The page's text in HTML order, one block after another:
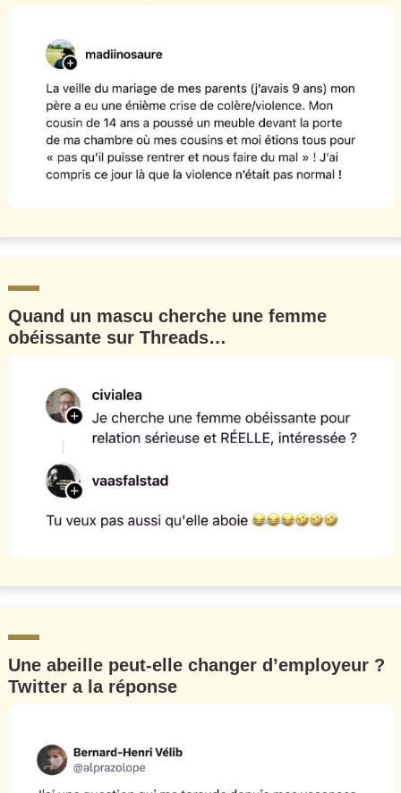
Quand un mascu cherche une femme
obéissante sur Threads…
Une abeille peut-elle changer d’employeur ?
Twitter a la réponse